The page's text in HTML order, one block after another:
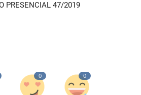
PRESENCIAL 47/2019
0 0